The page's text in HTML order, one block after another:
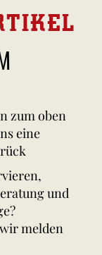
zum oben
eine
und
melden